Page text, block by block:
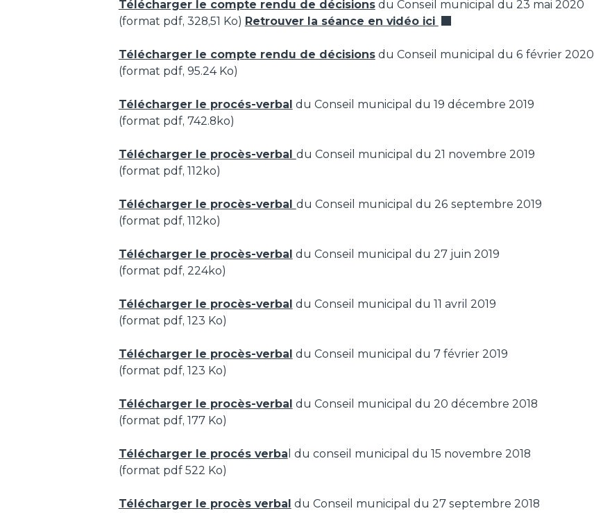
Télécharger le compte rendu de décisionsdu Conseil municipal du 23 mai 2020
(format pdf, 328,51 Ko) Retrouver la séance en vidéo ici
Télécharger le compte rendu de décisionsdu Conseil municipal du 6 février 2020
(format pdf, 95.24 Ko)
Télécharger le procés-verbal du Conseil municipal du 19 décembre 2019
(format pdf, 742.8ko)
Télécharger le procès-verbal du Conseil municipal du 21 novembre 2019
(format pdf, 112ko)
Télécharger le procès-verbal du Conseil municipal du 26 septembre 2019
(format pdf, 112ko)
Télécharger le procès-verbal du Conseil municipal du 27 juin 2019
(format pdf, 224ko)
Télécharger le procès-verbal du Conseil municipal du 11 avril 2019
(format pdf, 123 Ko)
Télécharger le procès-verbal du Conseil municipal du 7 février 2019
(format pdf, 123 Ko)
Télécharger le procès-verbal du Conseil municipal du 20 décembre 2018
(format pdf, 177 Ko)
Télécharger le procés verba l du conseil municipal du 15 novembre 2018
(format pdf 522 Ko)
Télécharger le procès verbal du Conseil municipal du 27 septembre 2018